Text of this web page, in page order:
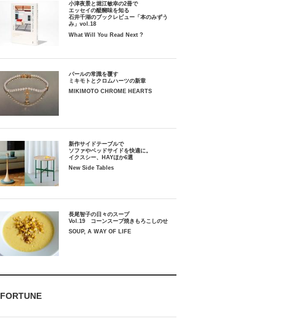
小津夜景と堀江敏幸の2冊で
エッセイの醍醐味を知る
石井千湖のブックレビュー「本のみずう
み」vol.18
What Will You Read Next ?
パールの常識を覆す
ミキモトとクロムハーツの新章
MIKIMOTO CHROME HEARTS
新作サイドテーブルで
ソファやベッドサイドを快適に。
イクスシー、HAYほか6選
New Side Tables
長尾智子の日々のスープ
Vol.19 コーンスープ焼きもろこしのせ
SOUP, A WAY OF LIFE
FORTUNE